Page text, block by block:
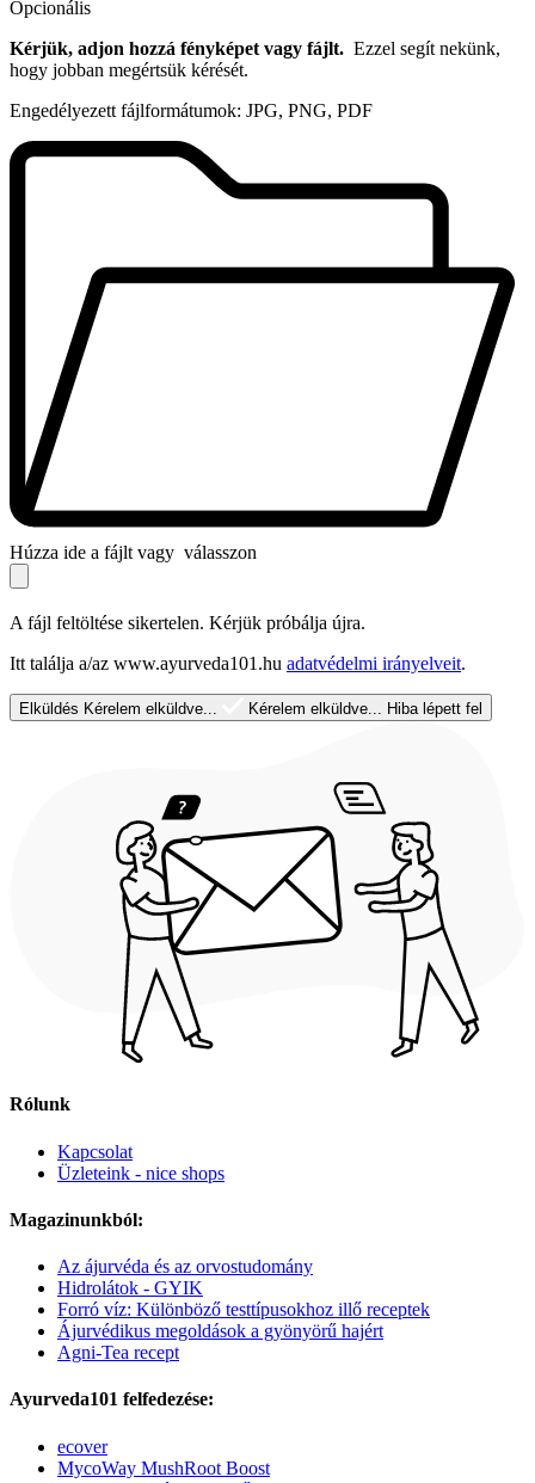
Opcionális
Kérjük, adjon hozzá fényképet vagy fájlt. Ezzel segít nekünk,
hogy jobban megértsük kérését.
Engedélyezett fájlformátumok: JPG, PNG, PDF
Húzza ide a fájlt vagy válasszon
A fájl feltöltése sikertelen. Kérjük próbálja újra.
Itt találja a/az www.ayurveda101.hu adatvédelmi irányelveit.
Elküldés Kérelem elküldve... Kérelem elküldve... Hiba lépett fel
Rólunk
Kapcsolat
Üzleteink - nice shops
Magazinunkból:
Az ájurvéda és az orvostudomány
Hidrolátok - GYIK
Forró víz: Különböző testtípusokhoz illő receptek
Ájurvédikus megoldások a gyönyörű hajért
Agni-Tea recept
Ayurveda101 felfedezése:
ecover
MycoWay MushRoot Boost